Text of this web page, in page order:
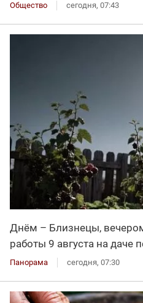
Общество сегодня, 07:43
Днём – Близнецы,
работы 9 августа на даче
Панорама сегодня, 07:30